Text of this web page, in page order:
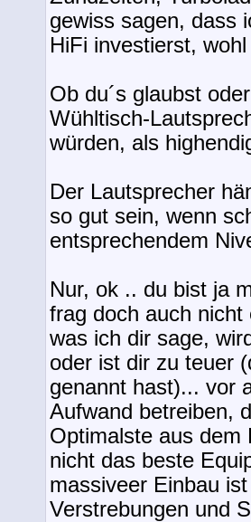
gewiss sagen, dass
HiFi investierst,
Ob du´s glaubst
Wühltisch-
würden, als
Der Lautsprecher
so gut sein, wenn
entsprechendem
Nur, ok .. du bist ja
frag doch auch
was ich dir sage,
oder ist dir zu teuer
genannt hast)... vor
Aufwand betreiben,
Optimalste aus dem
nicht das beste
massiveer Einbau
Verstrebungen und